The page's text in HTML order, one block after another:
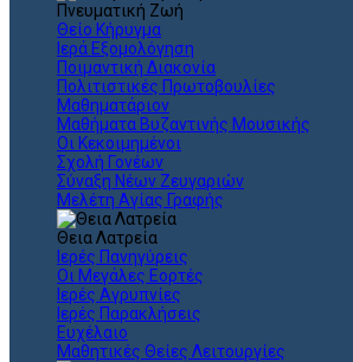
Πνευματική Ζωή
Θείο Κήρυγμα
Ιερά Εξομολόγηση
Ποιμαντική Διακονία
Πολιτιστικές Πρωτοβουλίες
Μαθηματάριον
Μαθήματα Βυζαντινής Μουσικής
Οι Κεκοιμημένοι
Σχολή Γονέων
Σύναξη Νέων Ζευγαριών
Μελέτη Αγίας Γραφής
Θεια Λατρεία
Ιερές Πανηγύρεις
Οι Μεγάλες Εορτές
Ιερές Αγρυπνίες
Ιερές Παρακλήσεις
Ευχέλαιο
Μαθητικές Θείες Λειτουργίες